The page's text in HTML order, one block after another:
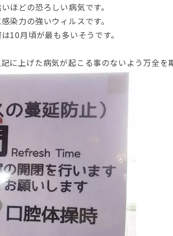
ほどの恐ろしい病気です。
染力の強いウィルスです。
10月頃が最も多いそうです。
に上げた病気が起こる事のないよう万全を